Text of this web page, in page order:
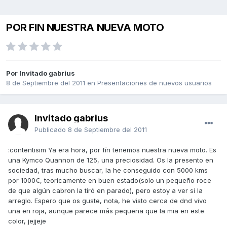
POR FIN NUESTRA NUEVA MOTO
Por Invitado gabrius
8 de Septiembre del 2011 en Presentaciones de nuevos usuarios
Invitado gabrius
Publicado 8 de Septiembre del 2011
:contentisim Ya era hora, por fín tenemos nuestra nueva moto. Es
una Kymco Quannon de 125, una preciosidad. Os la presento en
sociedad, tras mucho buscar, la he conseguido con 5000 kms
por 1000€, teoricamente en buen estado(solo un pequeño roce
de que algún cabron la tiró en parado), pero estoy a ver si la
arreglo. Espero que os guste, nota, he visto cerca de dnd vivo
una en roja, aunque parece más pequeña que la mia en este
color, jejjeje